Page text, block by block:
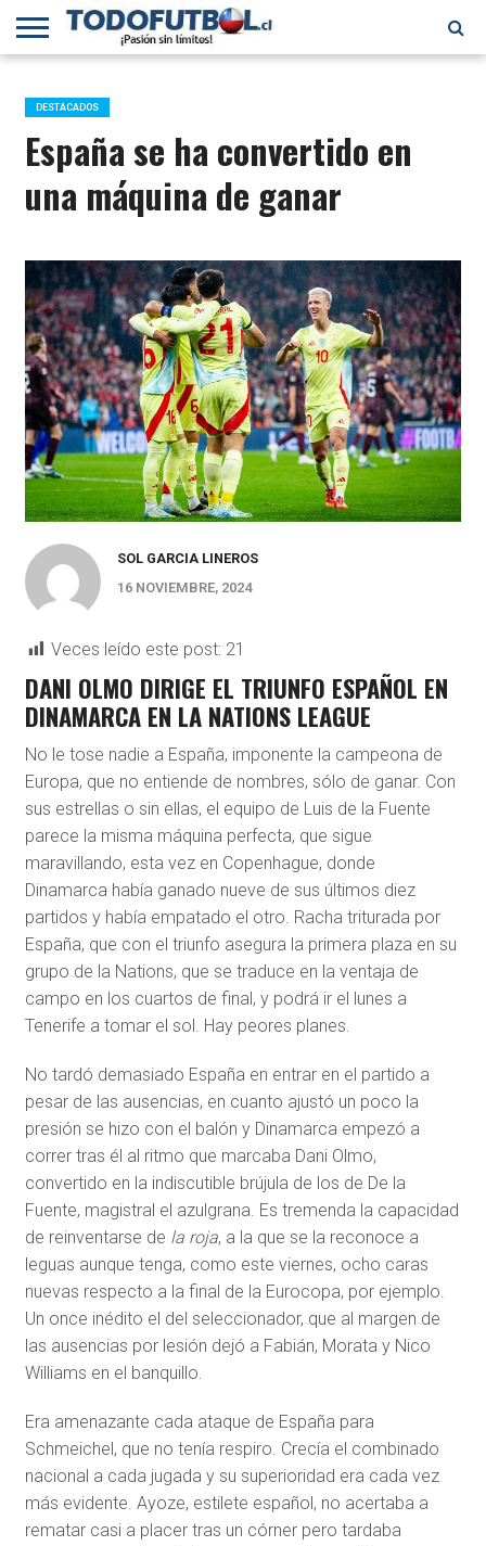
PRIMERA
B
SELECCIÓN
CHILENA
CHILENOS
EN EL
MUNDO
FÚTBOL
INTERNACIONAL
DESTACADOS
España se ha convertido en
una máquina de ganar
SOL GARCIA LINEROS
16 NOVIEMBRE, 2024
Veces leído este post: 21
DANI OLMO DIRIGE EL TRIUNFO ESPAÑOL EN
DINAMARCA EN LA NATIONS LEAGUE
No le tose nadie a España, imponente la campeona de
Europa, que no entiende de nombres, sólo de ganar. Con
sus estrellas o sin ellas, el equipo de Luis de la Fuente
parece la misma máquina perfecta, que sigue
maravillando, esta vez en Copenhague, donde
Dinamarca había ganado nueve de sus últimos diez
partidos y había empatado el otro. Racha triturada por
España, que con el triunfo asegura la primera plaza en su
grupo de la Nations, que se traduce en la ventaja de
campo en los cuartos de final, y podrá ir el lunes a
Tenerife a tomar el sol. Hay peores planes.
No tardó demasiado España en entrar en el partido a
pesar de las ausencias, en cuanto ajustó un poco la
presión se hizo con el balón y Dinamarca empezó a
correr tras él al ritmo que marcaba Dani Olmo,
convertido en la indiscutible brújula de los de De la
Fuente, magistral el azulgrana. Es tremenda la capacidad
de reinventarse de la roja, a la que se la reconoce a
leguas aunque tenga, como este viernes, ocho caras
nuevas respecto a la final de la Eurocopa, por ejemplo.
Un once inédito el del seleccionador, que al margen de
las ausencias por lesión dejó a Fabián, Morata y Nico
Williams en el banquillo.
Era amenazante cada ataque de España para
Schmeichel, que no tenía respiro. Crecía el combinado
nacional a cada jugada y su superioridad era cada vez
más evidente. Ayoze, estilete español, no acertaba a
rematar casi a placer tras un córner pero tardaba